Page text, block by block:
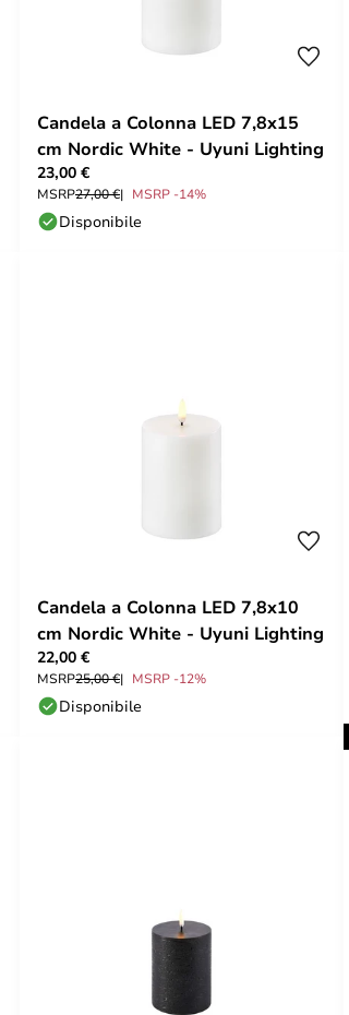
Candela a Colonna LED 7,8x15
cm Nordic White - Uyuni Lighting
23,00 €
MSRP27,00 € MSRP -14%
Disponibile
Candela a Colonna LED 7,8x10
cm Nordic White - Uyuni Lighting
22,00 €
MSRP25,00 € MSRP -12%
Disponibile